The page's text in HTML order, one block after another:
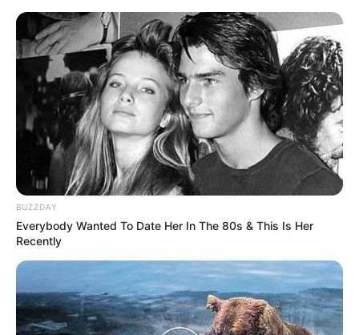
BUZZDAY
Everybody Wanted To Date Her In The 80s & This Is Her
Recently